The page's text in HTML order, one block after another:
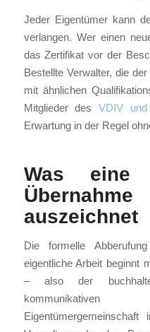
Jeder Eigentümer kann
verlangen. Wer einen
das Zertifikat vor der
Bestellte Verwalter, die
mit ähnlichen
Mitglieder desVDIV
Erwartung in der Regel
Was eine
auszeichnet
Die formelle
eigentliche Arbeit beginnt
– also der